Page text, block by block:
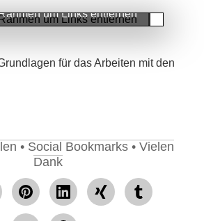
um Links entfernen
für das Arbeiten mit den
• Social Bookmarks • Vielen
Dank
Facebook
teilen
pin
mitteilen teilen